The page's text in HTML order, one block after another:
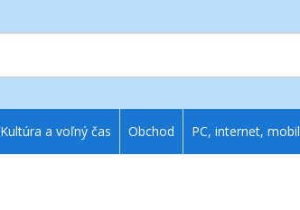
Kultúra a voľný čas Obchod PC, internet, mobil